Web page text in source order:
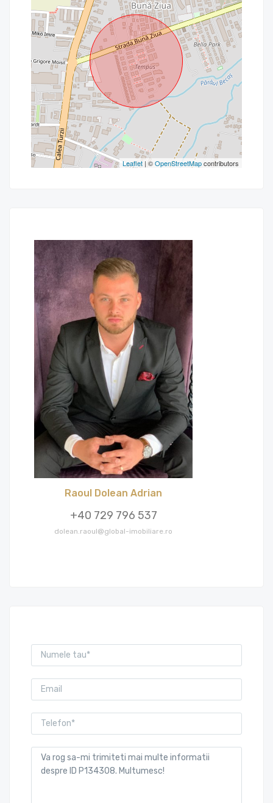
Leaflet | ©OpenStreetMapcontributors
Raoul Dolean Adrian
+40 729 796 537
dolean.raoul@global-imobiliare.ro